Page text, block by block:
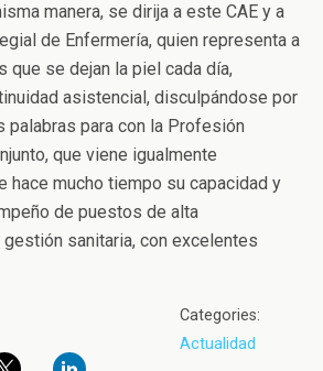
manera, se dirija a este CAE y a
de Enfermería, quien representa a
que se dejan la piel cada día,
asistencial, disculpándose por
palabras para con la Profesión
que viene igualmente
hace mucho tiempo su capacidad y
de puestos de alta
sanitaria, con excelentes
Categories:
Actualidad